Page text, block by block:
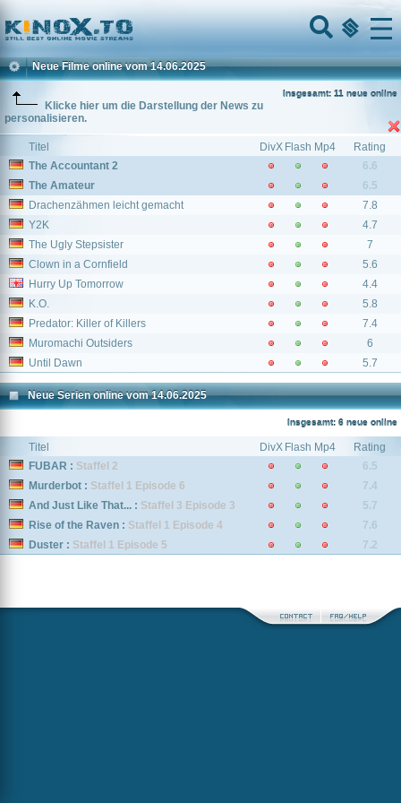
Home
Menu
Neue Filme online vom 14.06.2025
Insgesamt: 11 neue online
Klicke hier um die Darstellung der News zu
personalisieren.
Titel DivX Flash Mp4
Rating
The Accountant 2
6.6
The Amateur
6.5
Drachenzähmen leicht gemacht
7.8
Y2K
4.7
The Ugly Stepsister
7
Clown in a Cornfield
5.6
Hurry Up Tomorrow
4.4
K.O.
5.8
Predator: Killer of Killers
7.4
Muromachi Outsiders
6
Until Dawn
5.7
Neue Serien online vom 14.06.2025
Insgesamt: 6 neue online
Titel DivX Flash Mp4
Rating
FUBAR : Staffel 2
6.5
Murderbot : Staffel 1 Episode 6
7.4
And Just Like That... : Staffel 3 Episode 3
5.7
Rise of the Raven : Staffel 1 Episode 4
7.6
Duster : Staffel 1 Episode 5 7.2